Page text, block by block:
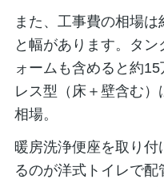
また、工事費の相場
と幅があります。タ
ォームも含めると約
レス型（床＋壁含む
相場。
暖房洗浄便座を取り
るのが洋式トイレで配